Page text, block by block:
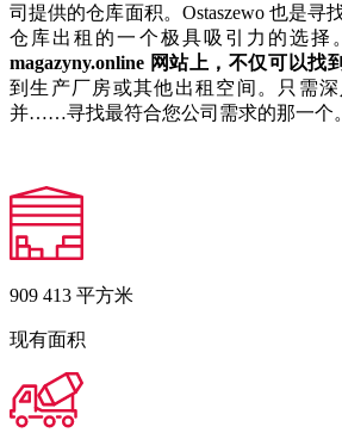
司提供的仓库面积。Ostaszewo 也是寻
仓库出租的一个极具吸引力的选择
magazyny.online 网站上，不仅可以找
到生产厂房或其他出租空间。只需深
并……寻找最符合您公司需求的那一个。
909 413 平方米
现有面积